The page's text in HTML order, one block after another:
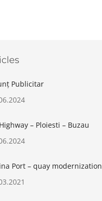
Publicitar
– Ploiesti – Buzau
Port – quay modernization